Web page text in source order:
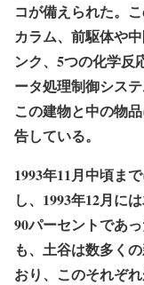
コが備えられた。
カラム、前駆体や
ンク、5つの化学反
ータ処理制御シス
この建物と中の物
告している。
1993年11月中頃ま
し、1993年12月に
90パーセントであ
も、土谷は数多く
おり、このそれぞ